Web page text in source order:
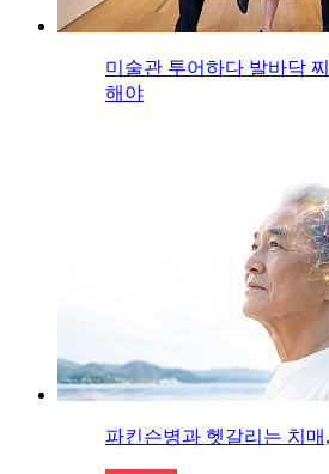
미술관 투어하다 발바닥
해야
파킨슨병과 헷갈리는 치